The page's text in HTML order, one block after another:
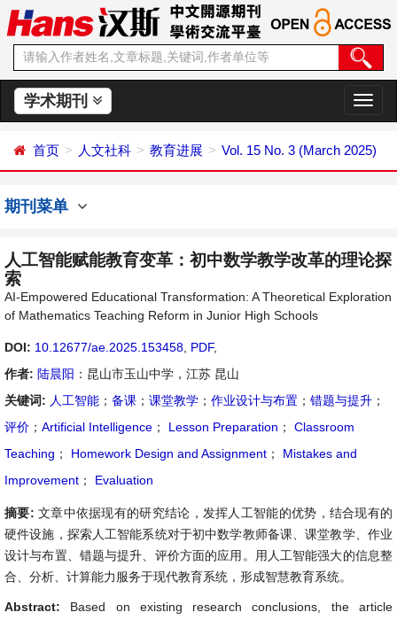
学术期刊
切
换
航
首页 人文社科 教育进展 Vol. 15 No. 3 (March 2025)
期刊菜单
人工智能赋能教育变革：初中数学教学改革的理论探
索
AI-Empowered Educational Transformation: A Theoretical Exploration
of Mathematics Teaching Reform in Junior High Schools
DOI: 10.12677/ae.2025.153458 PDF,
作者: 陆晨阳 ：昆山市玉山中学，江苏 昆山
关键词: 人工智能 ； 备课 ； 课堂教学 ； 作业设计与布置 ； 错题与提升 ；
评价 ； Artificial Intelligence ； Lesson Preparation ；
Classroom
Teaching ； Homework Design and Assignment ；
Mistakes and
Improvement ； Evaluation
摘要: 文章中依据现有的研究结论，发挥人工智能的优势，结合现有的
硬件设施，探索人工智能系统对于初中数学教师备课、课堂教学、作业
设计与布置、错题与提升、评价方面的应用。用人工智能强大的信息整
合、分析、计算能力服务于现代教育系统，形成智慧教育系统。
Abstract: Based on existing research conclusions, the article